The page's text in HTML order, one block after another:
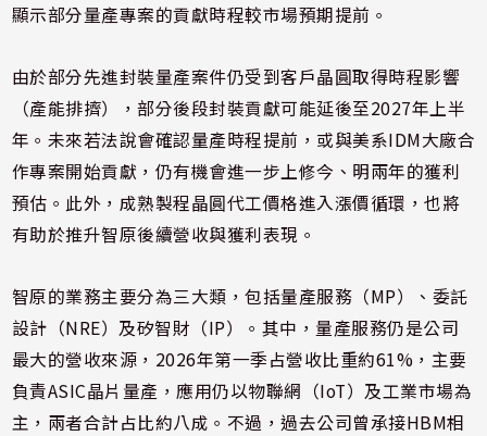
顯示部分量產專案的貢獻時程較市場預期提前。
由於部分先進封裝量產案件仍受到客戶晶圓取得時程影響
（產能排擠），部分後段封裝貢獻可能延後至2027年上半
年。未來若法說會確認量產時程提前，或與美系IDM大廠合
作專案開始貢獻，仍有機會進一步上修今、明兩年的獲利
預估。此外，成熟製程晶圓代工價格進入漲價循環，也將
有助於推升智原後續營收與獲利表現。
智原的業務主要分為三大類，包括量產服務（MP）、委託
設計（NRE）及矽智財（IP）。其中，量產服務仍是公司
最大的營收來源，2026年第一季占營收比重約61%，主要
負責ASIC晶片量產，應用仍以物聯網（IoT）及工業市場為
主，兩者合計占比約八成。不過，過去公司曾承接HBM相